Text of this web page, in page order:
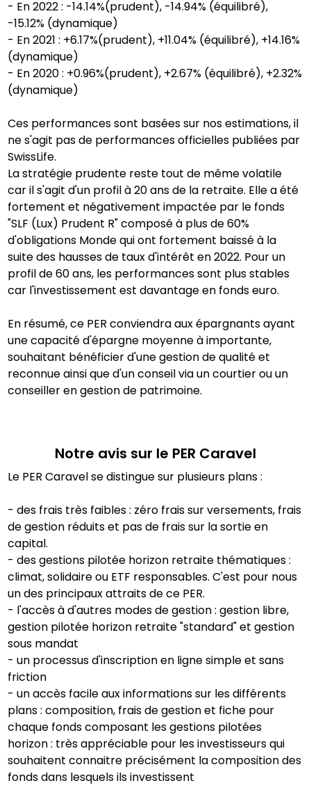
- En 2022 : -14.14%(prudent), -14.94% (équilibré),
-15.12% (dynamique)
- En 2021 : +6.17%(prudent), +11.04% (équilibré), +14.16%
(dynamique)
- En 2020 : +0.96%(prudent), +2.67% (équilibré), +2.32%
(dynamique)
Ces performances sont basées sur nos estimations, il
ne s'agit pas de performances officielles publiées par
SwissLife.
La stratégie prudente reste tout de même volatile
car il s'agit d'un profil à 20 ans de la retraite. Elle a été
fortement et négativement impactée par le fonds
"SLF (Lux) Prudent R" composé à plus de 60%
d'obligations Monde qui ont fortement baissé à la
suite des hausses de taux d'intérêt en 2022. Pour un
profil de 60 ans, les performances sont plus stables
car l'investissement est davantage en fonds euro.
En résumé, ce PER conviendra aux épargnants ayant
une capacité d'épargne moyenne à importante,
souhaitant bénéficier d'une gestion de qualité et
reconnue ainsi que d'un conseil via un courtier ou un
conseiller en gestion de patrimoine.
Notre avis sur le PER Caravel
Le PER Caravel se distingue sur plusieurs plans :
- des frais très faibles : zéro frais sur versements, frais
de gestion réduits et pas de frais sur la sortie en
capital.
- des gestions pilotée horizon retraite thématiques :
climat, solidaire ou ETF responsables. C'est pour nous
un des principaux attraits de ce PER.
- l'accès à d'autres modes de gestion : gestion libre,
gestion pilotée horizon retraite "standard" et gestion
sous mandat
- un processus d'inscription en ligne simple et sans
friction
- un accès facile aux informations sur les différents
plans : composition, frais de gestion et fiche pour
chaque fonds composant les gestions pilotées
horizon : très appréciable pour les investisseurs qui
souhaitent connaitre précisément la composition des
fonds dans lesquels ils investissent